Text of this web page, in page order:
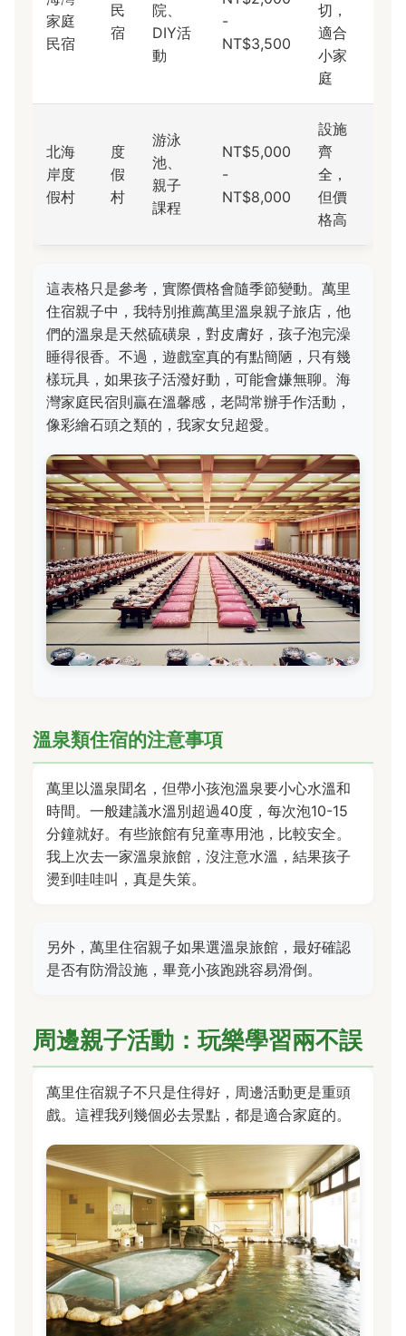
家庭
民宿
民
宿
院、
DIY活
動
-
NT$3,500
切，
適合
小家
庭
北海
岸度
假村
度
假
村
游泳
池、
親子
課程
NT$5,000
-
NT$8,000
設施
齊
全，
但價
格高
這表格只是參考，實際價格會隨季節變動。萬里
住宿親子中，我特別推薦萬里溫泉親子旅店，他
們的溫泉是天然硫磺泉，對皮膚好，孩子泡完澡
睡得很香。不過，遊戲室真的有點簡陋，只有幾
樣玩具，如果孩子活潑好動，可能會嫌無聊。海
灣家庭民宿則贏在溫馨感，老闆常辦手作活動，
像彩繪石頭之類的，我家女兒超愛。
溫泉類住宿的注意事項
萬里以溫泉聞名，但帶小孩泡溫泉要小心水溫和
時間。一般建議水溫別超過40度，每次泡10-15
分鐘就好。有些旅館有兒童專用池，比較安全。
我上次去一家溫泉旅館，沒注意水溫，結果孩子
燙到哇哇叫，真是失策。
另外，萬里住宿親子如果選溫泉旅館，最好確認
是否有防滑設施，畢竟小孩跑跳容易滑倒。
周邊親子活動：玩樂學習兩不誤
萬里住宿親子不只是住得好，周邊活動更是重頭
戲。這裡我列幾個必去景點，都是適合家庭的。